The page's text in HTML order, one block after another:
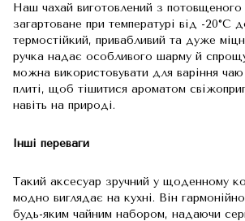
Наш чахай виготовлений ​​з потовщеного
загартоване при температурі від -20°C
термостійкий, привабливий та дуже
ручка надає особливого шарму й
можна використовувати для варіння чаю
плиті, щоб тішитися ароматом
навіть на природі.
Інші переваги
Такий аксесуар зручний у щоденному
модно виглядає на кухні. Він
будь-яким чайним набором, надаючи